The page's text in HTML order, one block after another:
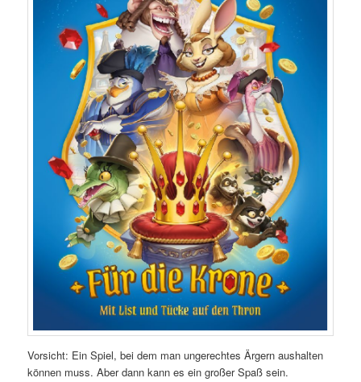
Vorsicht: Ein Spiel, bei dem man ungerechtes Ärgern aushalten
können muss. Aber dann kann es ein großer Spaß sein.